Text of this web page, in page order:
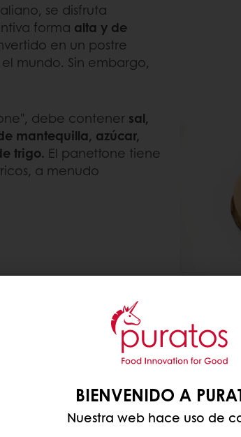
se disfruta
forma alta y de
en un postre
mundo. Sin embargo,
debe contener sal,
mantequilla, azúcar,
trigo. El panettone tiene
a menudo
Una
BIENVENIDO A
Nuestra web hace uso de